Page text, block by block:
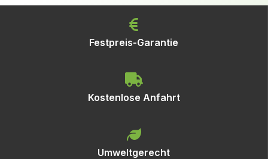
Festpreis-Garantie
Kostenlose Anfahrt
Umweltgerecht